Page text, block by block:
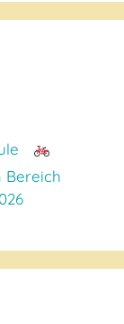
Bereich